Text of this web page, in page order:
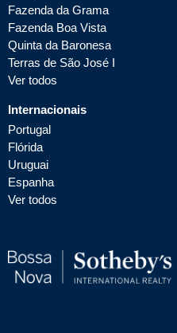
Fazenda da Grama
Fazenda Boa Vista
Quinta da Baronesa
Terras de São José I
Ver todos
Internacionais
Portugal
Flórida
Uruguai
Espanha
Ver todos